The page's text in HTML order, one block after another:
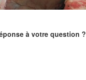
à votre question ?